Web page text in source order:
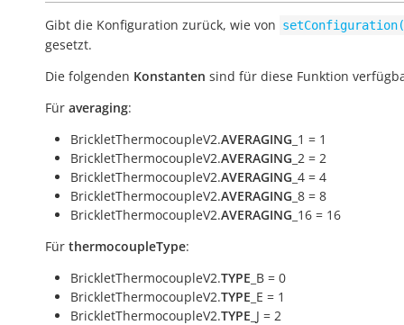
Gibt die Konfiguration zurück, wie von
gesetzt.
Die folgenden Konstanten sind für diese Funktion
Für averaging:
BrickletThermocoupleV2.AVERAGING _1 = 1
BrickletThermocoupleV2.AVERAGING _2 = 2
BrickletThermocoupleV2.AVERAGING _4 = 4
BrickletThermocoupleV2.AVERAGING _8 = 8
BrickletThermocoupleV2.AVERAGING _16 = 16
Für thermocoupleType:
BrickletThermocoupleV2.TYPE _B = 0
BrickletThermocoupleV2.TYPE _E = 1
BrickletThermocoupleV2.TYPE _J = 2